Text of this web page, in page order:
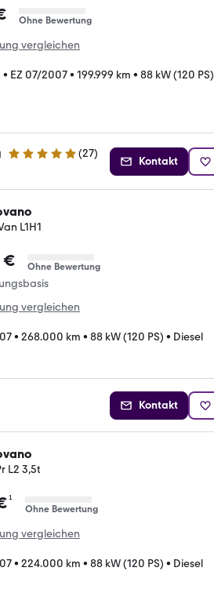
Ohne Bewertung
vergleichen
• EZ 07/2007• 199.999 km • 88 kW (120 PS)
5 Sterne (27)
Kontakt
L1H1
€ Ohne Bewertung
vergleichen
• 268.000 km • 88 kW (120 PS) • Diesel
Kontakt
L2 3,5t
¹
Ohne Bewertung
vergleichen
• 224.000 km • 88 kW (120 PS) • Diesel